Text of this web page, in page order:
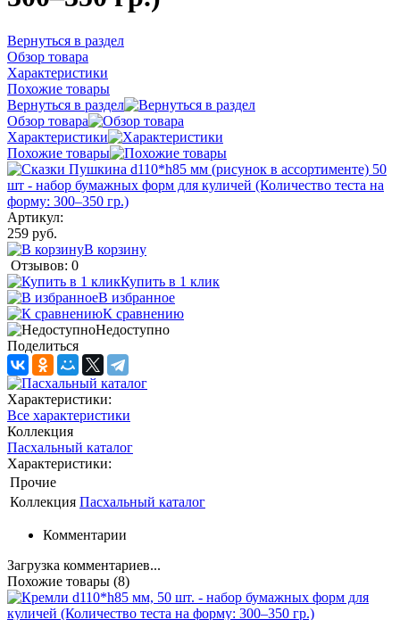
Вернуться в раздел
Обзор товара
Характеристики
Похожие товары
Вернуться в раздел
Обзор товара
Характеристики
Похожие товары
Артикул:
259 руб.
В корзину
Отзывов: 0
Купить в 1 клик
В избранное
К сравнению
Недоступно
Поделиться
Характеристики:
Все характеристики
Коллекция
Пасхальный каталог
Характеристики:
Прочие
Коллекция Пасхальный каталог
Комментарии
Загрузка комментариев...
Похожие товары (8)